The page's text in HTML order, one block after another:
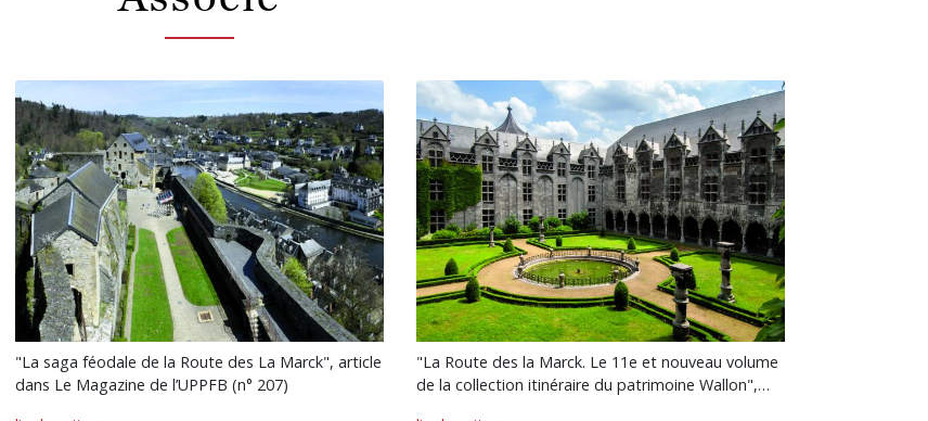
"La saga féodale de la Route des La Marck", article
dans Le Magazine de l’UPPFB (n° 207)
"La Route des la Marck. Le 11e et nouveau volume
de la collection itinéraire du patrimoine Wallon",…